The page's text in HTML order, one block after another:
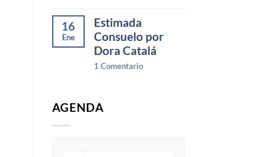
16
Ene
Estimada
Consuelo por
Dora Catalá
1 Comentario
AGENDA